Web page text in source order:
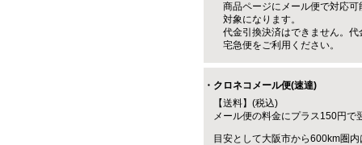
商品ページにメール便で対応可
対象になります。
代金引換決済はできません。代
宅急便をご利用ください。
・クロネコメール便(速達)
【送料】(税込)
メール便の料金にプラス150円で
目安として大阪市から600km圏